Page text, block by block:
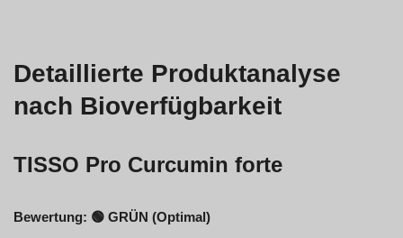
Detaillierte Produktanalyse
nach Bioverfügbarkeit
TISSO Pro Curcumin forte
Bewertung: 🟢 GRÜN (Optimal)